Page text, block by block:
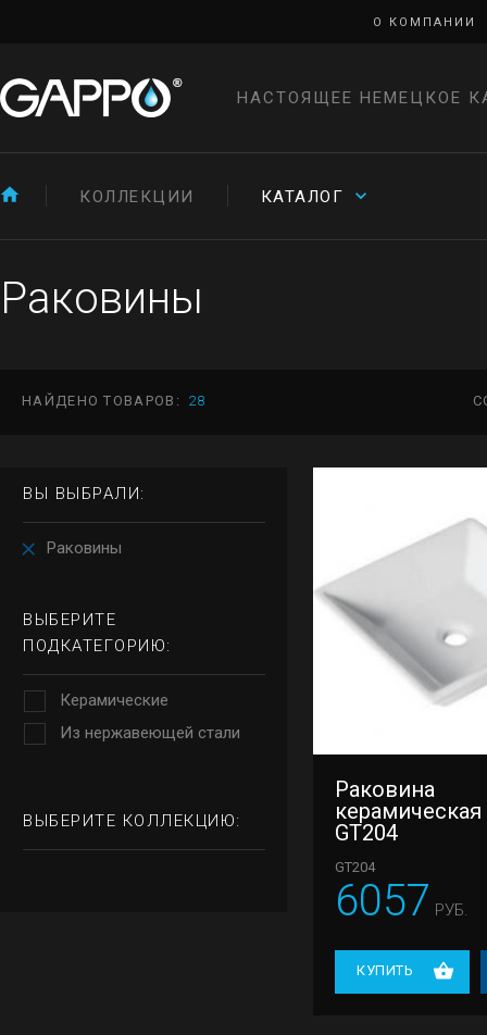
О КОМПАНИИ
НАСТОЯЩЕЕ НЕМЕЦКОЕ
КОЛЛЕКЦИИ КАТАЛОГ
Раковины
НАЙДЕНО ТОВАРОВ: 28
ВЫ ВЫБРАЛИ:
Раковины
ВЫБЕРИТЕ
ПОДКАТЕГОРИЮ:
Керамические
Из нержавеющей стали
ВЫБЕРИТЕ КОЛЛЕКЦИЮ:
Раковина
керамическая
GT204
GT204
6057 РУБ.
КУПИТЬ